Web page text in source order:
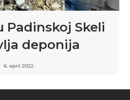
Padinskoj Skeli
deponija
6. april 2022.